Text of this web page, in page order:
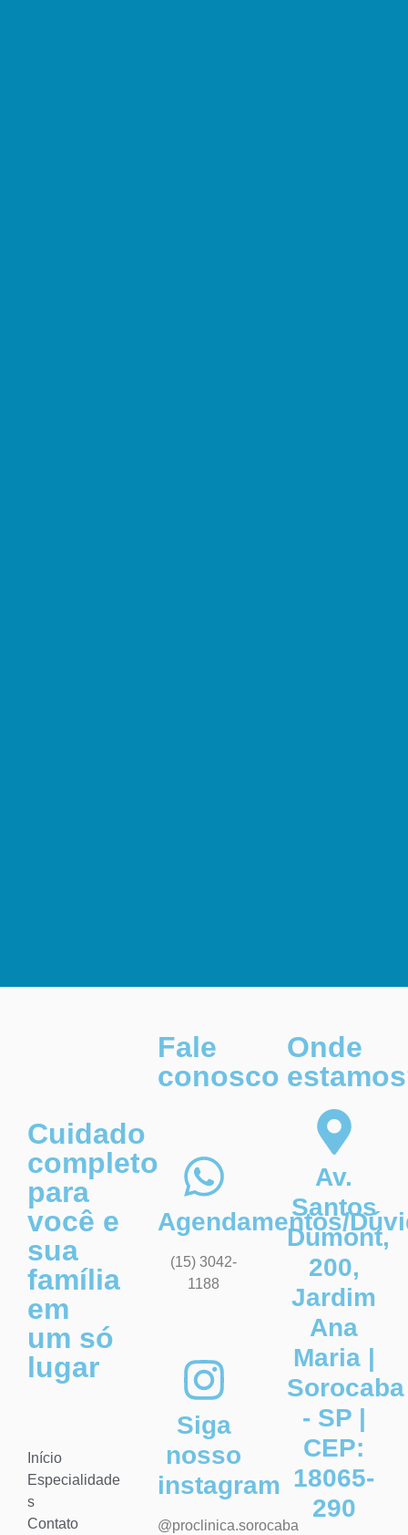
Cuidado
completo
para
você e
sua
família
em
um só
lugar
Início
Especialidade
s
Contato
Fale
conosco
Agendamentos/
(15) 3042-
1188
Siga
nosso
instagram
@proclinica.sorocaba
Onde
Av.
Santos
Dumont,
200,
Jardim
Ana
Maria |
Sorocaba
- SP |
CEP:
18065-
290